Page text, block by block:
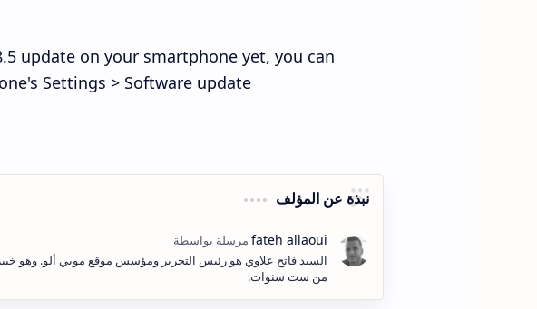
update on your smartphone yet, you can
Settings > Software update.
نبذة عن المؤلف
السيد فاتح علاوي هو رئيس التحرير ومؤسس موقع موبي ألو. وهو
من ست سنوات.